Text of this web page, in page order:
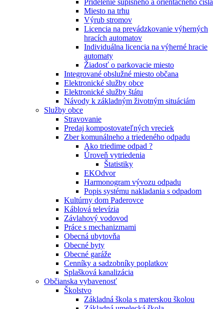
Pridelenie súpisného a orientačného čísla
Miesto na trhu
Výrub stromov
Licencia na prevádzkovanie výherných
hracích automatov
Individuálna licencia na výherné hracie
automaty
Žiadosť o parkovacie miesto
Integrované obslužné miesto občana
Elektronické služby obce
Elektronické služby štátu
Návody k základným životným situáciám
Služby obce
Stravovanie
Predaj kompostovateľných vreciek
Zber komunálneho a triedeného odpadu
Ako triedime odpad ?
Úroveň vytriedenia
Štatistiky
EKOdvor
Harmonogram vývozu odpadu
Popis systému nakladania s odpadom
Kultúrny dom Paderovce
Káblová televízia
Závlahový vodovod
Práce s mechanizmami
Obecná ubytovňa
Obecné byty
Obecné garáže
Cenníky a sadzobníky poplatkov
Splašková kanalizácia
Občianska vybavenosť
Školstvo
Základná škola s materskou školou